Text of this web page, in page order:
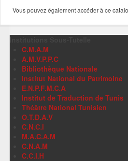
Vous pouvez également accéder à ce
C.M.A.M
A.M.V.P.P.C
Bibliothèque Nationale
Institut National du Patrimoine
E.N.P.F.M.C.A
Institut de Traduction de Tunis
Théâtre National Tunisien
O.T.D.A.V
C.N.C.I
M.A.C.A.M
C.N.A.M
C.C.I.H